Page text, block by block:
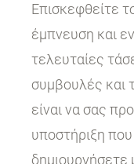
Επισκεφθείτε
έμπνευση και
τελευταίες
συμβουλές και
είναι να σας
υποστήριξη που
δημιουργήσετε